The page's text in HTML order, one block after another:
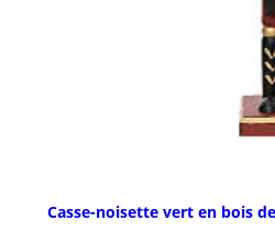
Casse-noisette vert en bois